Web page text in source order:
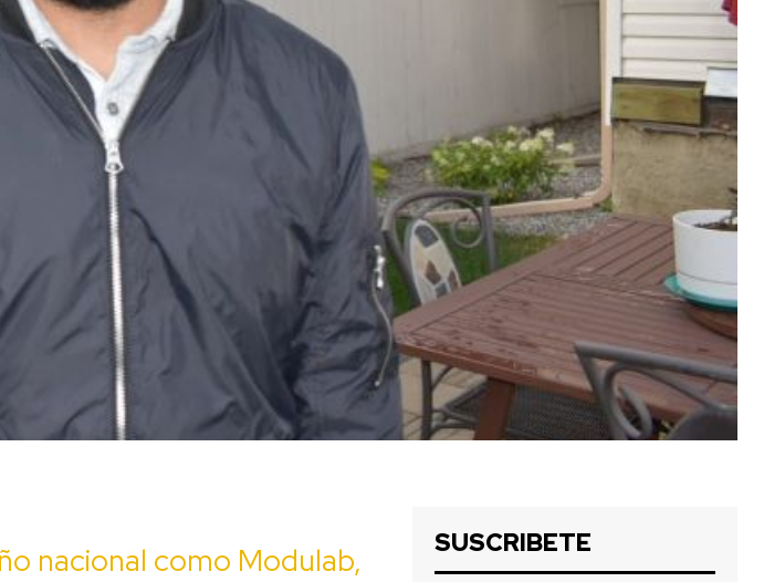
nacional como Modulab,
SUSCRIBETE